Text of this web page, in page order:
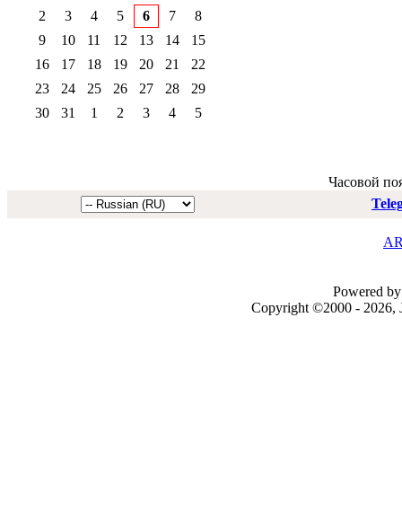
2
3 4 5 6 7
8
9
10 11 12 13 14
15
16
17 18 19 20 21
22
23
24 25 26 27 28
29
30
31 1 2 3 4 5
Часовой
Powered
Copyright ©2000 - 2026,